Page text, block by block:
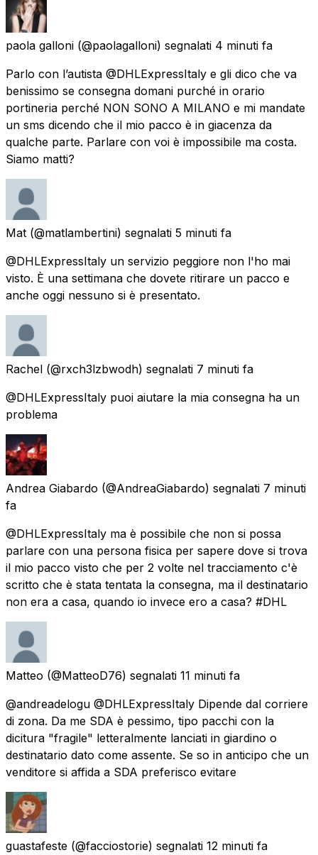
paola galloni (@paolagalloni) segnalati 4 minuti fa
Parlo con l’autista @DHLExpressItaly e gli dico che va
benissimo se consegna domani purché in orario
portineria perché NON SONO A MILANO e mi mandate
un sms dicendo che il mio pacco è in giacenza da
qualche parte. Parlare con voi è impossibile ma costa.
Siamo matti?
Mat (@matlambertini) segnalati 5 minuti fa
@DHLExpressItaly un servizio peggiore non l'ho mai
visto. È una settimana che dovete ritirare un pacco e
anche oggi nessuno si è presentato.
Rachel (@rxch3lzbwodh) segnalati 7 minuti fa
@DHLExpressItaly puoi aiutare la mia consegna ha un
problema
Andrea Giabardo (@AndreaGiabardo) segnalati 7 minuti
fa
@DHLExpressItaly ma è possibile che non si possa
parlare con una persona fisica per sapere dove si trova
il mio pacco visto che per 2 volte nel tracciamento c'è
scritto che è stata tentata la consegna, ma il destinatario
non era a casa, quando io invece ero a casa? #DHL
Matteo (@MatteoD76) segnalati 11 minuti fa
@andreadelogu @DHLExpressItaly Dipende dal corriere
di zona. Da me SDA è pessimo, tipo pacchi con la
dicitura "fragile" letteralmente lanciati in giardino o
destinatario dato come assente. Se so in anticipo che un
venditore si affida a SDA preferisco evitare
guastafeste (@facciostorie) segnalati 12 minuti fa